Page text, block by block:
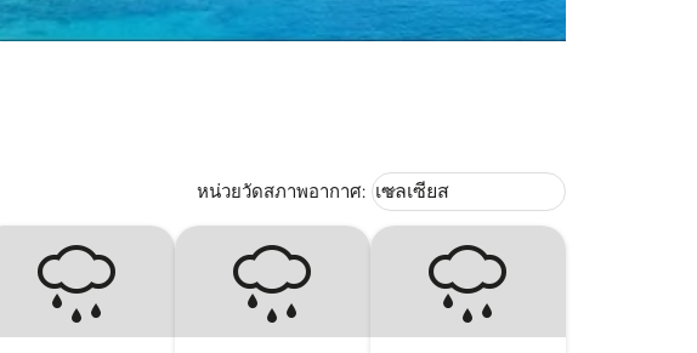
หน่วยวัดสภาพอากาศ: Weather unit option เซลเซียส
เซลเซียส
keyboard_arrow_down